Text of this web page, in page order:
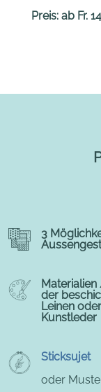
Preis: ab Fr.
3
der
Leinen oder
Kunstleder
Sticksujet
oder